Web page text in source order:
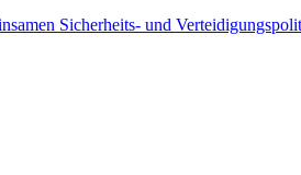
Sicherheits- und